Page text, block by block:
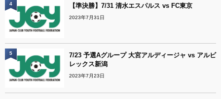
【準決勝】7/31 清水エスパルス vs FC東京
2023年7月31日
4
7/23 予選Aグループ 大宮アルディージャ vs アルビ
レックス新潟
2023年7月23日
5